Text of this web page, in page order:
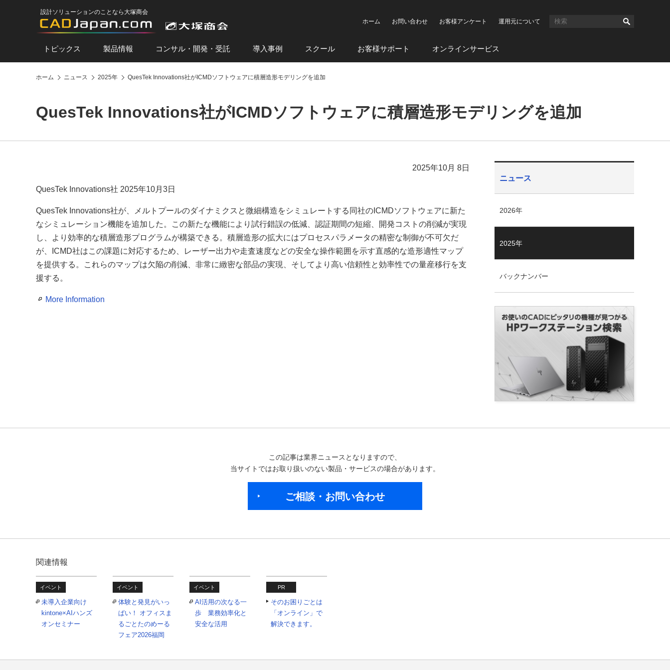
設計ソリューションのことなら大塚商会
ホーム
お問い合わせ お客様アンケート 運用元について
トピックス 製品情報 コンサル・開発・受託 導入事例 スクール お客様サポート オンラインサービス
ホーム ニュース 2025年 QuesTek Innovations社がICMDソフトウェアに積層造形モデリングを追加
QuesTek Innovations社がICMDソフトウェアに積層造形モデリングを追加
2025年10月 8日
QuesTek Innovations社 2025年10月3日
QuesTek Innovations社が、メルトプールのダイナミクスと微細構造をシミュレートする同社のICMDソフトウェアに新た
なシミュレーション機能を追加した。この新たな機能により試行錯誤の低減、認証期間の短縮、開発コストの削減が実現
し、より効率的な積層造形プログラムが構築できる。積層造形の拡大にはプロセスパラメータの精密な制御が不可欠だ
が、ICMD社はこの課題に対応するため、レーザー出力や走査速度などの安全な操作範囲を示す直感的な造形適性マップ
を提供する。これらのマップは欠陥の削減、非常に緻密な部品の実現、そしてより高い信頼性と効率性での量産移行を支
援する。
More Information
この記事は業界ニュースとなりますので、
当サイトではお取り扱いのない製品・サービスの場合があります。
ご相談・お問い合わせ
関連情報
イベント
未導入企業向け
kintone×AIハンズ
オンセミナー
イベント
体験と発見がいっ
ぱい！ オフィスま
るごとたのめーる
フェア2026福岡
イベント
AI活用の次なる一
歩 業務効率化と
安全な活用
PR
そのお困りごとは
「オンライン」で
解決できます。
ニュース
2026年
2025年
バックナンバー